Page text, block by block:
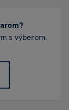
s výberom.